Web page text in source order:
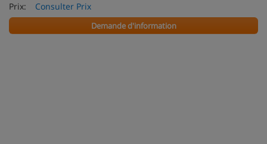
Prix:
Consulter Prix
Demande d'information